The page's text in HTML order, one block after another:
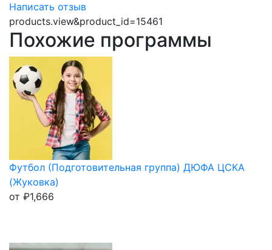
Написать отзыв
products.view&product_id=15461
Похожие программы
Футбол (Подготовительная группа) ДЮФА ЦСКА
(Жуковка)
от ₽1,666